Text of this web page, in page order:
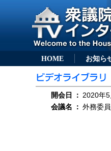
HOME お知ら
開会日 ： 2020年
会議名
： 外務委